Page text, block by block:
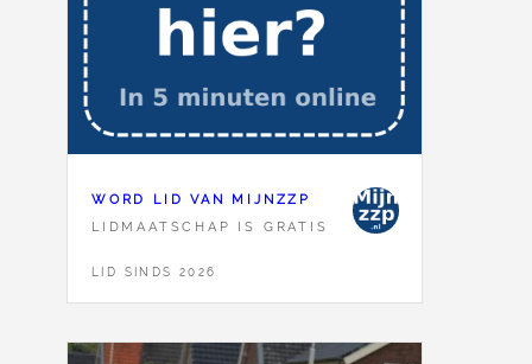
WORD LID VAN MIJNZZP
LIDMAATSCHAP IS GRATIS
LID SINDS 2026